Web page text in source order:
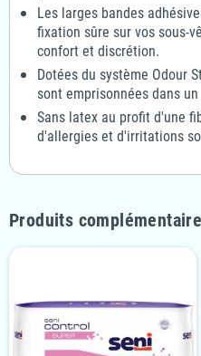
Les larges bandes
fixation sûre sur vos sous-
confort et discrétion.
Dotées du système Odour
sont emprisonnées dans
Sans latex au profit d'une
d'allergies et d'irritations
Produits